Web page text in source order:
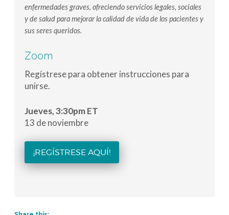
enfermedades graves, ofreciendo servicios legales, sociales
y de salud para mejorar la calidad de vida de los pacientes y
sus seres queridos.
Zoom
Regístrese para obtener instrucciones para
unirse.
Jueves, 3:30pm ET
13 de noviembre
¡REGÍSTRESE AQUÍ!